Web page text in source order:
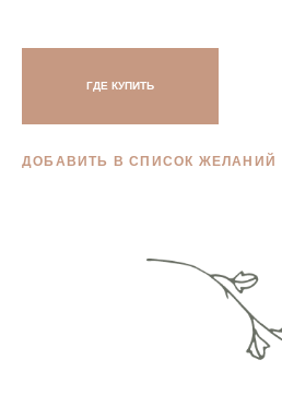
ГДЕ КУПИТЬ
ДОБАВИТЬ В СПИСОК ЖЕЛАНИЙ